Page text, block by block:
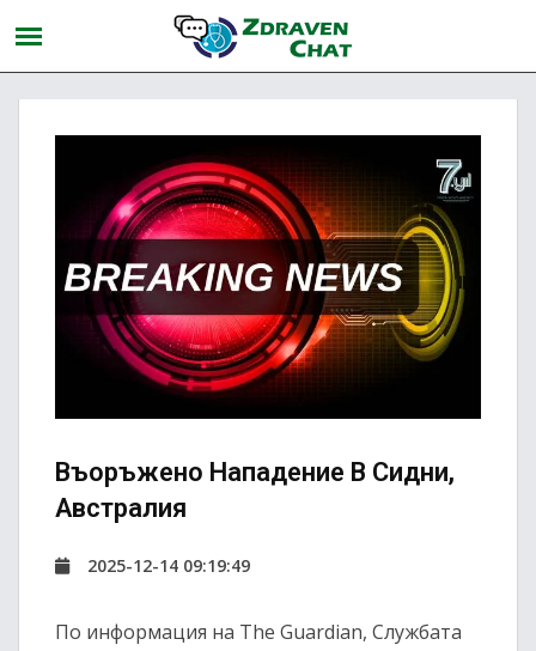
Въоръжено Нападение В Сидни,
Австралия
2025-12-14 09:19:49
По информация на The Guardian, Службата